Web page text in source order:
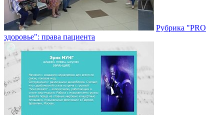
Рубрика "PRO
здоровье": права пациента